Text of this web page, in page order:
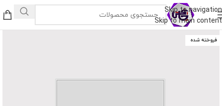
Skip to navigation
Skip to main content
فروخته شده